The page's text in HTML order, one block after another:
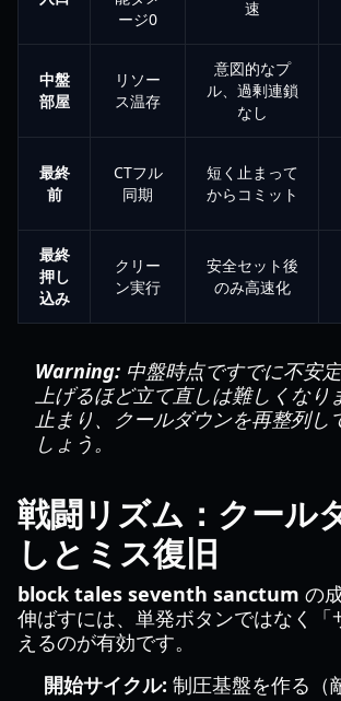
ージ0
速
中盤
部屋
リソー
ス温存
意図的なプ
ル、過剰連鎖
なし
最終
前
CTフル
同期
短く止まって
からコミット
最終
押し
込み
クリー
ン実行
安全セット後
のみ高速化
Warning: 中盤時点ですでに不安
上げるほど立て直しは難しくなり
止まり、クールダウンを再整列し
しょう。
戦闘リズム：クール
しとミス復旧
block tales seventh sanctum の
伸ばすには、単発ボタンではなく「
えるのが有効です。
開始サイクル: 制圧基盤を作る（